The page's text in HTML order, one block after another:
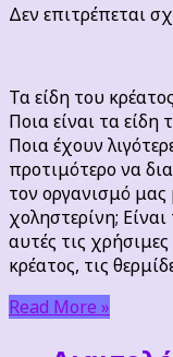
Δεν επιτρέπεται
Τα είδη του
Ποια είναι τα είδη
Ποια έχουν
προτιμότερο να
τον οργανισμό μας
χοληστερίνη;
αυτές τις
κρέατος, τις
Read More »